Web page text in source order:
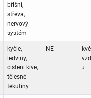
břišní,
střeva,
nervový
systém
kyčle,
ledviny,
čištění krve,
tělesné
tekutiny
NE
↓